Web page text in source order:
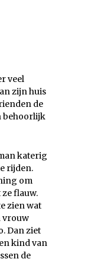
veel
zijn huis
de
behoorlijk
katerig
rijden.
om
ze flauw.
zien wat
vrouw
Dan ziet
kind van
de